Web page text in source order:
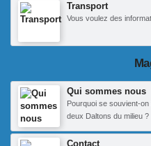
Transport
Vous voulez des
Qui sommes nous
Pourquoi se souvient-
deux Daltons du milieu ?
Contact